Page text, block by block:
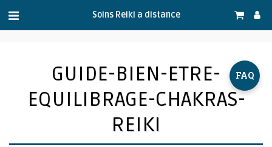
FAQ
Soins Reiki a distance
GUIDE-BIEN-ETRE-
EQUILIBRAGE-CHAKRAS-
REIKI